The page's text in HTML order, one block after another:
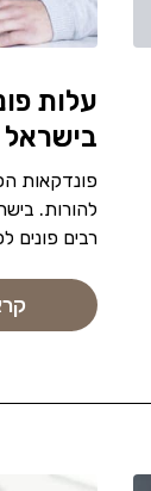
עלות
פונדקאות
להורות.
רבים פונים